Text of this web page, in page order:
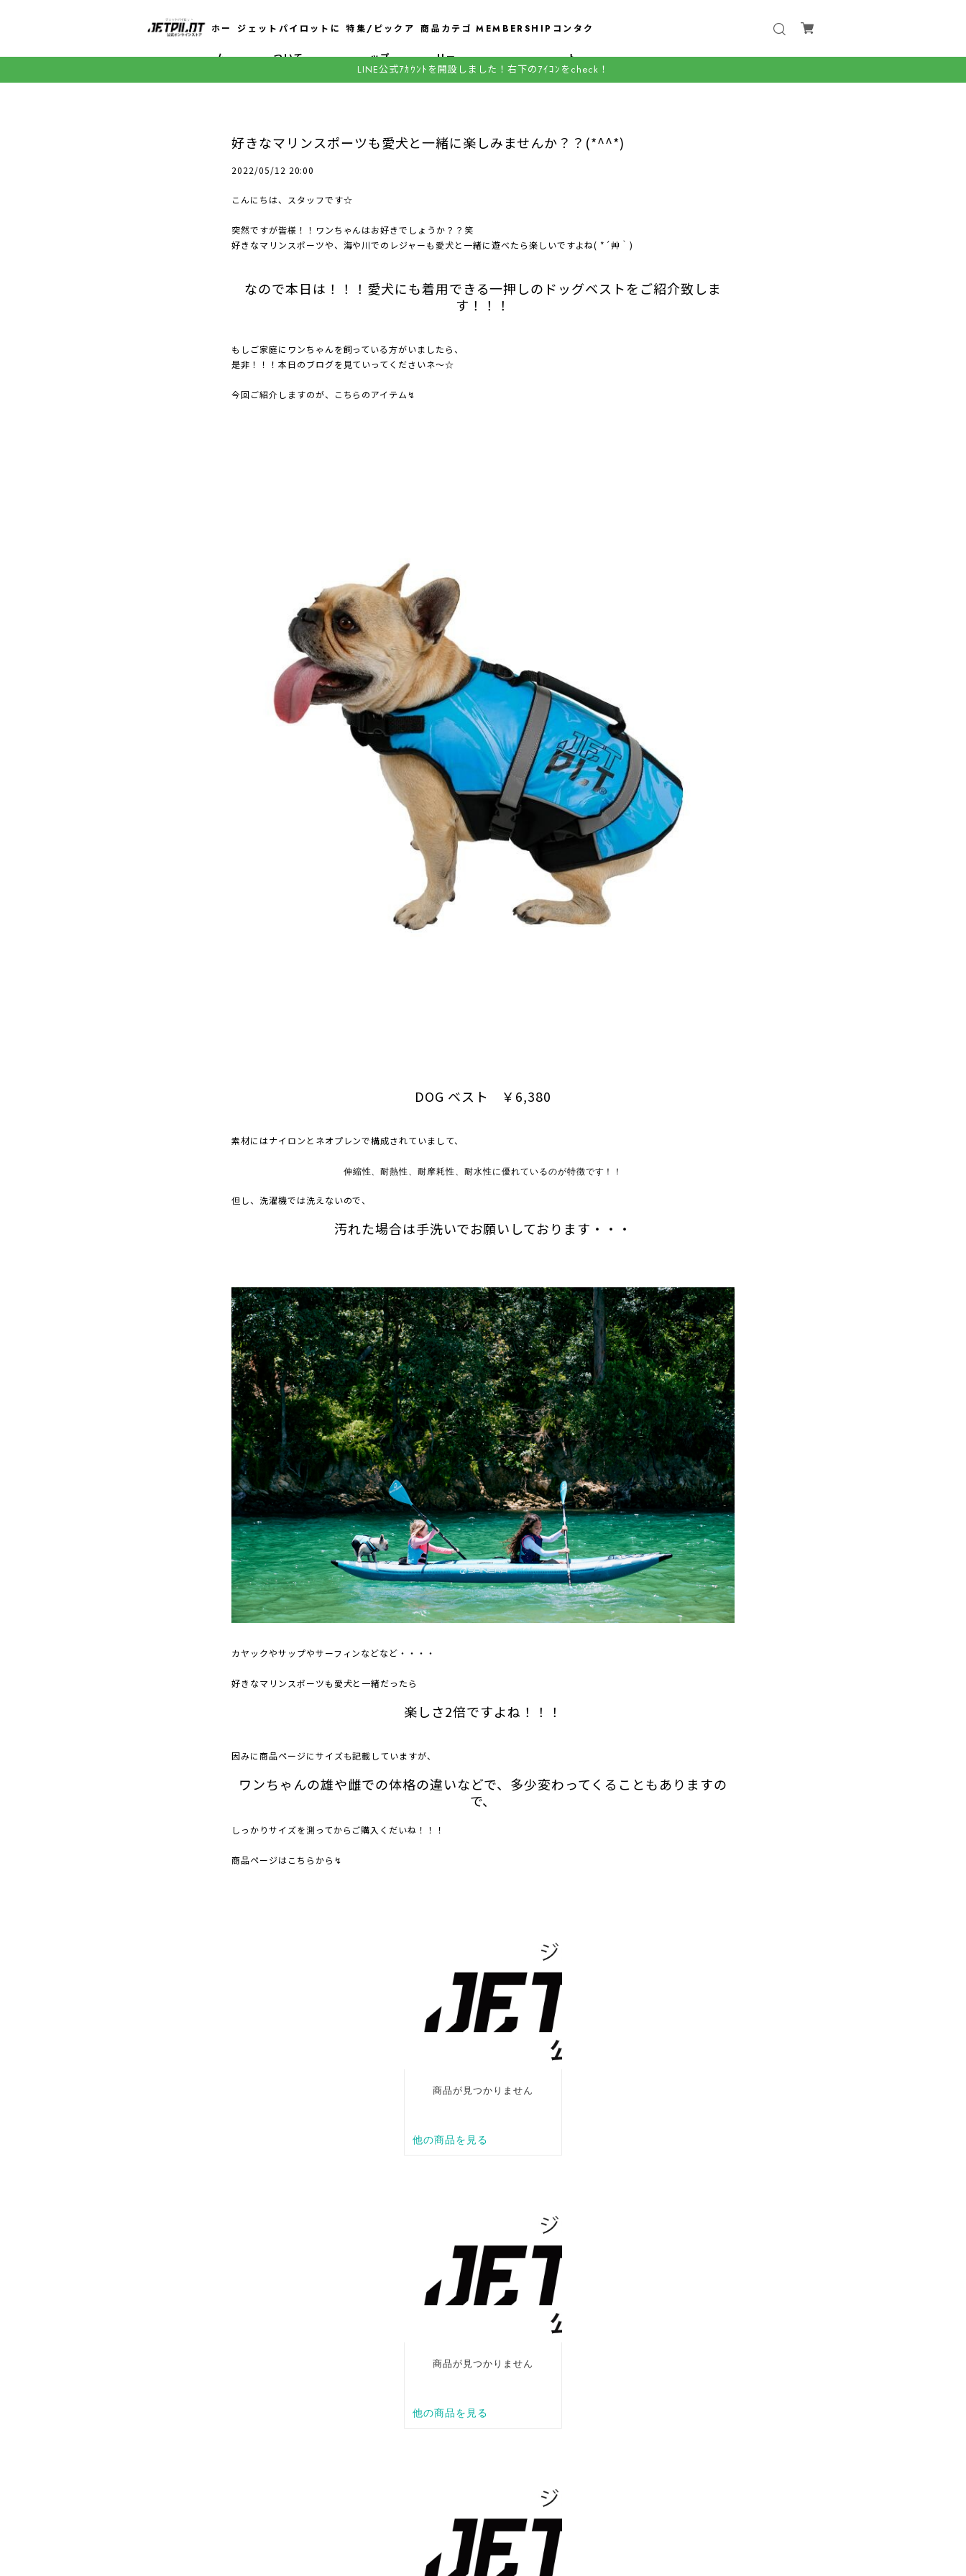
ホー
ム
ジェットパイロットに
ついて
特集/ピックア
ップ
商品カテゴ
リー
MEMBERSHIP コンタク
ト
LINE公式ｱｶｳﾝﾄを開設しました！右下のｱｲｺﾝをcheck！
好きなマリンスポーツも愛犬と一緒に楽しみませんか？？(*^^*)
2022/05/12 20:00
こんにちは、スタッフです☆
突然ですが皆様！！ワンちゃんはお好きでしょうか？？笑
好きなマリンスポーツや、海や川でのレジャーも愛犬と一緒に遊べたら楽しいですよね( *´艸｀)
なので本日は！！！愛犬にも着用できる一押しのドッグベストをご紹介致しま
す！！！
もしご家庭にワンちゃんを飼っている方がいましたら、
是非！！！本日のブログを見ていってくださいネ～☆
今回ご紹介しますのが、こちらのアイテム↯
DOG ベスト ￥6,380
素材にはナイロンとネオプレンで構成されていまして、
伸縮性、耐熱性、耐摩耗性、耐水性に優れているのが特徴です！！
但し、洗濯機では洗えないので、
汚れた場合は手洗いでお願いしております・・・
カヤックやサップやサーフィンなどなど・・・・
好きなマリンスポーツも愛犬と一緒だったら
楽しさ2倍ですよね！！！
因みに商品ページにサイズも記載していますが、
ワンちゃんの雄や雌での体格の違いなどで、多少変わってくることもありますの
で、
しっかりサイズを測ってからご購入くだいね！！！
商品ページはこちらから↯